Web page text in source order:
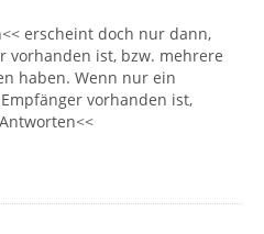
erscheint doch nur dann,
vorhanden ist, bzw. mehrere
haben. Wenn nur ein
vorhanden ist,